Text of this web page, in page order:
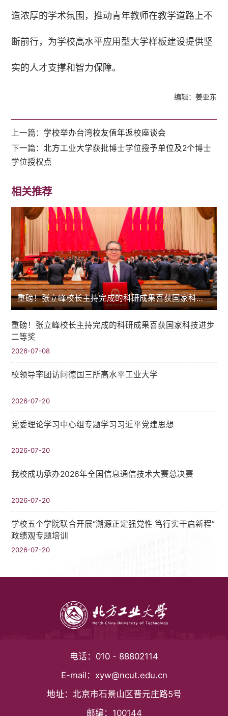
造浓厚的学术氛围，推动青年教师在教学道路上不
断前行，为学校高水平应用型大学样板建设提供坚
实的人才支撑和智力保障。
编辑：姜亚东
上一篇： 学校举办台湾校友值年返校座谈会
下一篇：北方工业大学获批博士学位授予单位及2个博士
学位授权点
相关推荐
重磅！张立峰校长主持完成的科研成果喜获国家科技进步二等奖
重磅！张立峰校长主持完成的科研成果喜获国家科技进步
二等奖
2026-07-08
校领导率团访问德国三所高水平工业大学
2026-07-20
党委理论学习中心组专题学习习近平党建思想
2026-07-20
我校成功承办2026年全国信息通信技术大赛总决赛
2026-07-20
学校五个学院联合开展“溯源正定强党性 笃行实干启新程”
政绩观专题培训
2026-07-20
电话： 010 - 88802114
E-mail： xyw@ncut.edu.cn
地址： 北京市石景山区晋元庄路5号
邮编： 100144